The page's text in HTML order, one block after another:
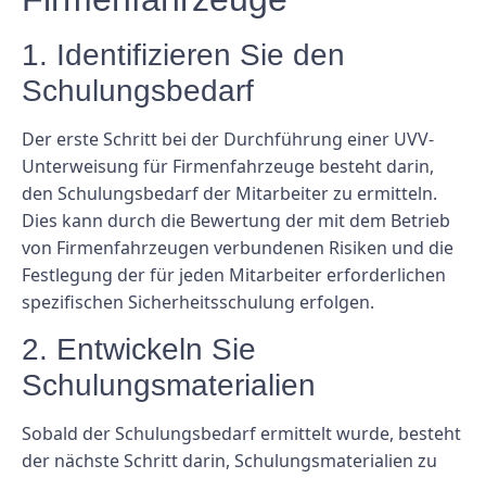
1. Identifizieren Sie den
Schulungsbedarf
Der erste Schritt bei der Durchführung einer UVV-
Unterweisung für Firmenfahrzeuge besteht darin,
den Schulungsbedarf der Mitarbeiter zu ermitteln.
Dies kann durch die Bewertung der mit dem Betrieb
von Firmenfahrzeugen verbundenen Risiken und die
Festlegung der für jeden Mitarbeiter erforderlichen
spezifischen Sicherheitsschulung erfolgen.
2. Entwickeln Sie
Schulungsmaterialien
Sobald der Schulungsbedarf ermittelt wurde, besteht
der nächste Schritt darin, Schulungsmaterialien zu